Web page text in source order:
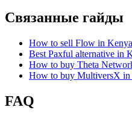
Связанные гайды
How to sell Flow in Kenya
Best Paxful alternative in
How to buy Theta
How to buy MultiversX in
FAQ